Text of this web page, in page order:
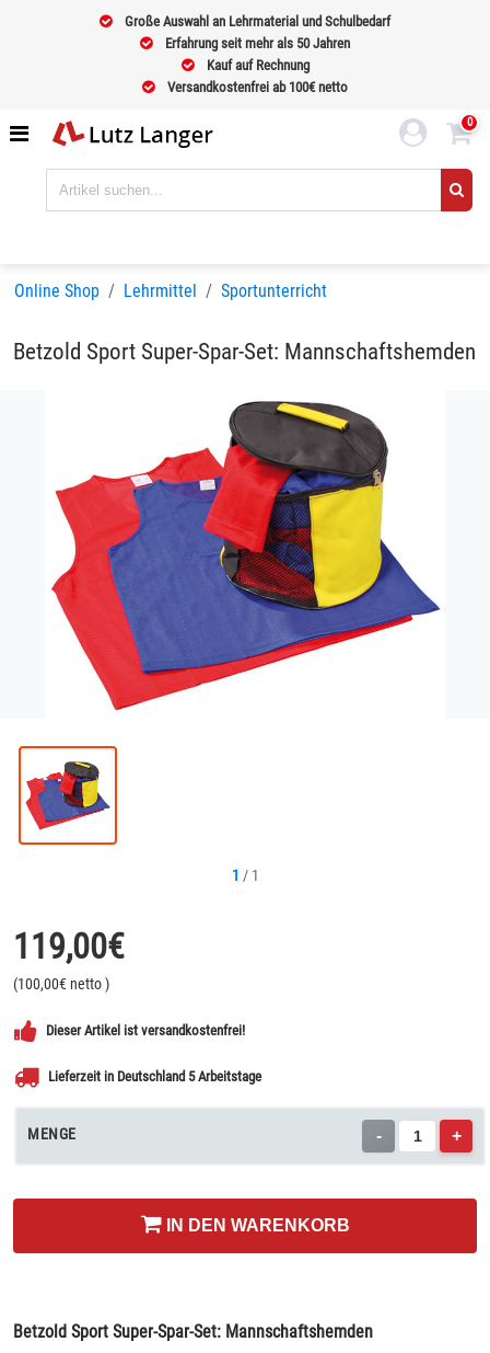
Große Auswahl an Lehrmaterial und Schulbedarf
Erfahrung seit mehr als 50 Jahren
Kauf auf Rechnung
Versandkostenfrei ab 100€ netto
0
Online Shop Lehrmittel Sportunterricht
Betzold Sport Super-Spar-Set: Mannschaftshemden
1 / 1
119,00€
(100,00€ netto)
Dieser Artikel ist versandkostenfrei!
Lieferzeit in Deutschland 5 Arbeitstage
MENGE - +
IN DEN WARENKORB
Betzold Sport Super-Spar-Set: Mannschaftshemden